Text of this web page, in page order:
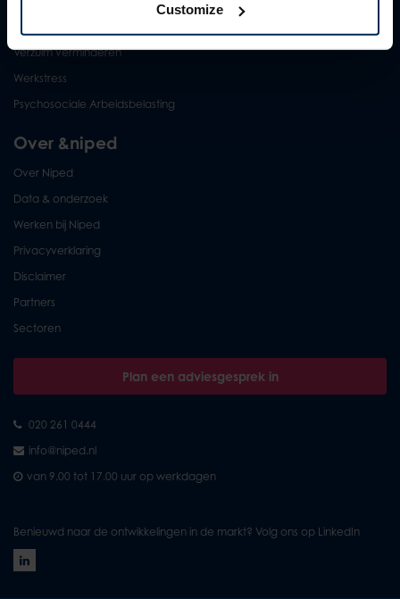
Customize
Verzuim verminderen
Werkstress
Psychosociale Arbeidsbelasting
Over &niped
Over Niped
Data & onderzoek
Werken bij Niped
Privacyverklaring
Disclaimer
Partners
Sectoren
Plan een adviesgesprek in
020 261 0444
info@niped.nl
van 9.00 tot 17.00 uur op werkdagen
Benieuwd naar de ontwikkelingen in de markt? Volg ons op LinkedIn